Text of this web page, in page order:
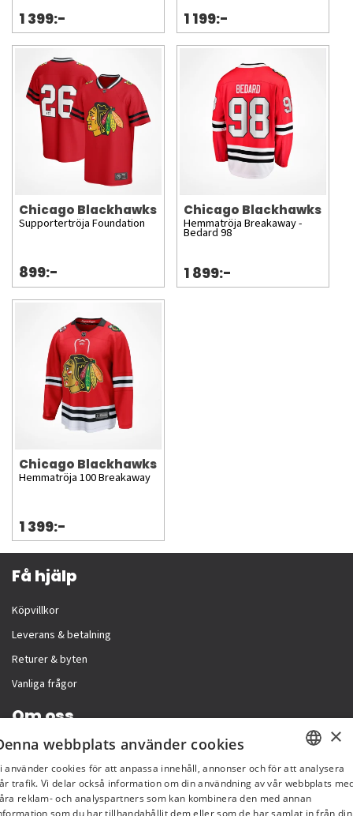
1 399:- 1 199:-
Chicago Blackhawks
Supportertröja Foundation
899:-
Chicago Blackhawks
Hemmatröja Breakaway -
Bedard 98
1 899:-
Chicago Blackhawks
Hemmatröja 100 Breakaway
1 399:-
Få hjälp
Köpvillkor
Leverans & betalning
Returer & byten
Vanliga frågor
Om oss
Företagsinformation
SWEDISH
FI
×
webbplats använder cookies
använder cookies för att anpassa innehåll, annonser och för att analysera
trafik. Vi delar också information om din användning av vår webbplats
reklam- och analyspartners som kan kombinera den med annan
som du har tillhandahållit dem eller som de har samlat in från din